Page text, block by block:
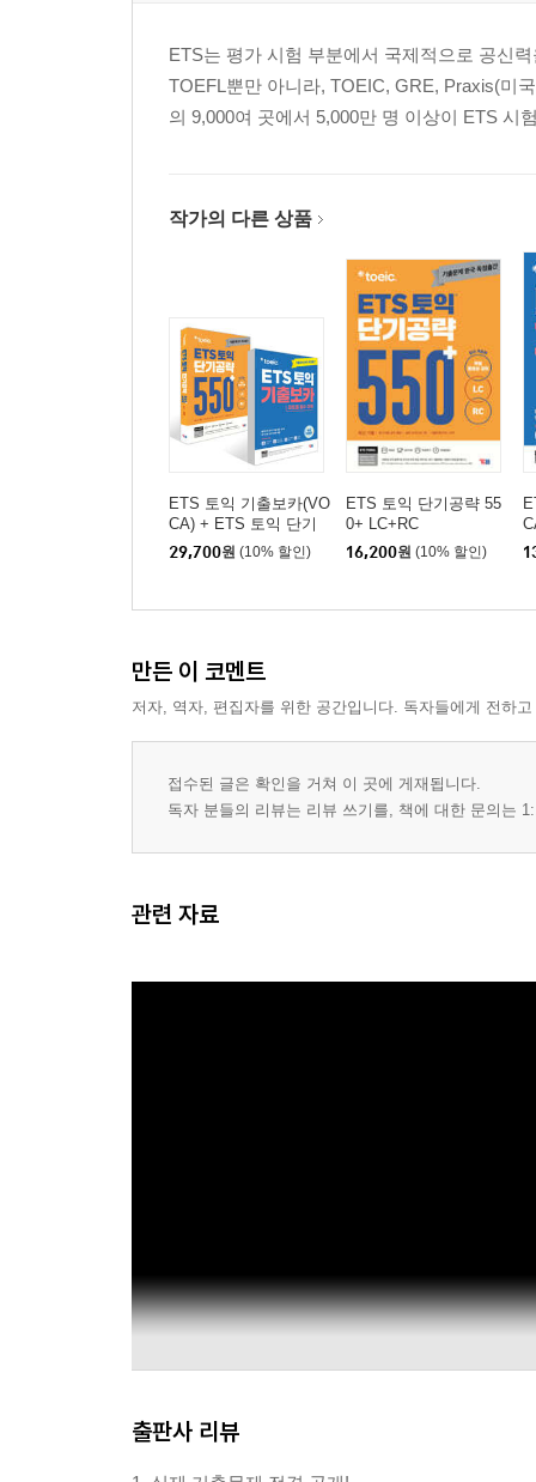
ETS는 평가 시험 부분에서 국제적으로 공신
TOEFL뿐만 아니라, TOEIC, GRE, Praxis(미
의 9,000여 곳에서 5,000만 명 이상이 ETS 시
작가의 다른 상품
ETS 토익 기출보카(VO
CA) + ETS 토익 단기
공략 550+ LC+RC 세트
29,700원 (10% 할인)
ETS 토익 단기공략 55
0+ LC+RC
16,200원 (10% 할인)
만든 이 코멘트
저자, 역자, 편집자를 위한 공간입니다. 독자들에게 전하
접수된 글은 확인을 거쳐 이 곳에 게재됩니다.
독자 분들의 리뷰는 리뷰 쓰기를, 책에 대한 문의는
관련 자료
출판사 리뷰